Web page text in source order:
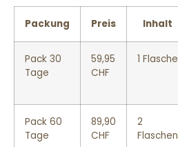
Packung Preis Inhalt
Pack 30
Tage
59,95
CHF
1 Flasche
Pack 60
Tage
89,90
CHF
2
Flaschen